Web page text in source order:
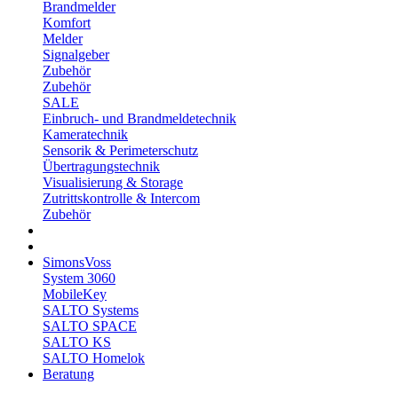
Brandmelder
Komfort
Melder
Signalgeber
Zubehör
Zubehör
SALE
Einbruch- und Brandmeldetechnik
Kameratechnik
Sensorik & Perimeterschutz
Übertragungstechnik
Visualisierung & Storage
Zutrittskontrolle & Intercom
Zubehör
SimonsVoss
System 3060
MobileKey
SALTO Systems
SALTO SPACE
SALTO KS
SALTO Homelok
Beratung